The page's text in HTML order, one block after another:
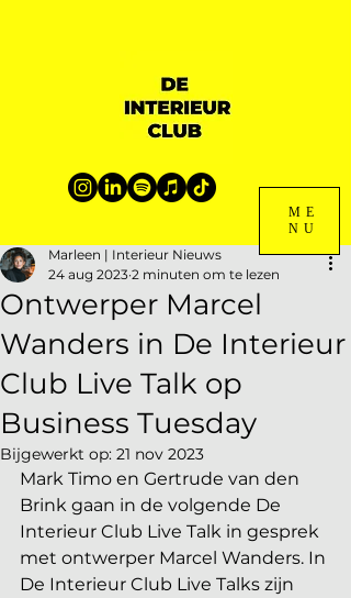
ME
NU
Ontwerper Marcel
Wanders in De Interieur
Club Live Talk op
Business Tuesday
Marleen | Interieur Nieuws
24 aug 2023 2 minuten om te lezen
Bijgewerkt op: 21 nov 2023
Mark Timo en Gertrude van den
Brink gaan in de volgende De
Interieur Club Live Talk in gesprek
met ontwerper Marcel Wanders. In
De Interieur Club Live Talks zijn